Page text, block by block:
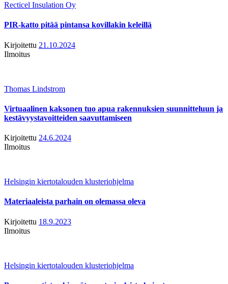
Recticel Insulation Oy
PIR-katto pitää pintansa kovillakin keleillä
Kirjoitettu 21.10.2024
Ilmoitus
Thomas Lindstrom
Virtuaalinen kaksonen tuo apua rakennuksien suunnitteluun ja
kestävyystavoitteiden saavuttamiseen
Kirjoitettu 24.6.2024
Ilmoitus
Helsingin kiertotalouden klusteriohjelma
Materiaaleista parhain on olemassa oleva
Kirjoitettu 18.9.2023
Ilmoitus
Helsingin kiertotalouden klusteriohjelma